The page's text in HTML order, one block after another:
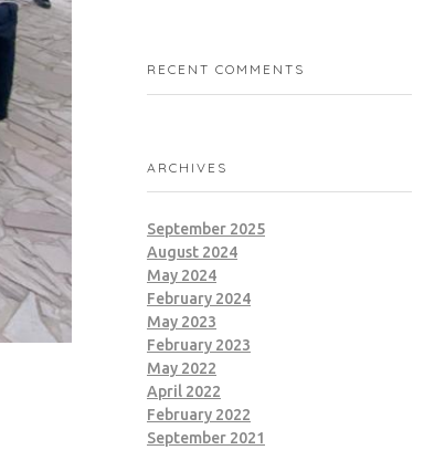
RECENT COMMENTS
ARCHIVES
September 2025
August 2024
May 2024
February 2024
May 2023
February 2023
May 2022
April 2022
February 2022
September 2021